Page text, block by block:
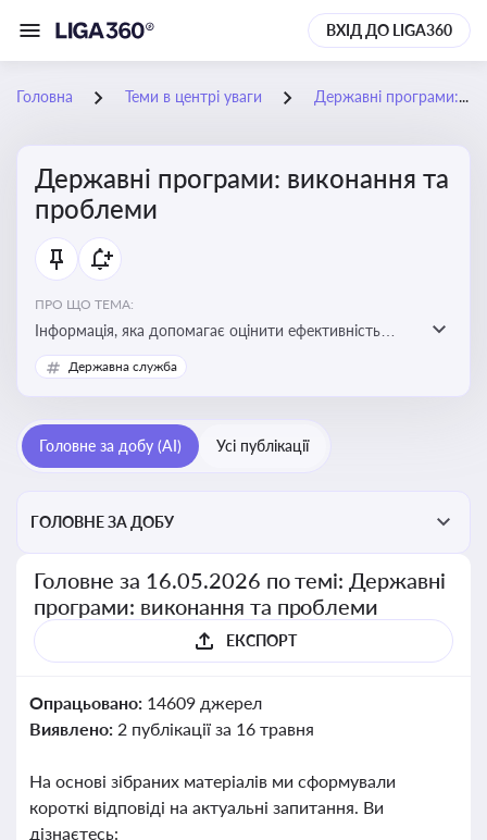
ВХІД ДО LIGA360
Головна Теми в центрі уваги Державні програми: виконання та проблеми
Державні програми: виконання та
проблеми
ПРО ЩО ТЕМА:
Інформація, яка допомагає оцінити ефективність
використання бюджетних коштів, виявити проблеми
реалізації та знайти шляхи їх удосконалення
Державна служба
Головне за добу (AI) Усі публікації
ГОЛОВНЕ ЗА ДОБУ
Головне за 16.05.2026 по темі: Державні
програми: виконання та проблеми
ЕКСПОРТ
Опрацьовано: 14609 джерел
Виявлено: 2 публікації за 16 травня
На основі зібраних матеріалів ми сформували
короткі відповіді на актуальні запитання. Ви
дізнаєтесь: